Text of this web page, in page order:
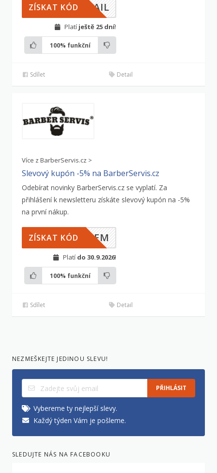
MAIL
ZÍSKAT KÓD
Platí ještě 25 dní!
100% funkční
Sdílet Detail
Více z BarberServis.cz >
Slevový kupón -5% na BarberServis.cz
Odebírat novinky BarberServis.cz se vyplatí. Za
přihlášení k newsletteru získáte slevový kupón na -5%
na první nákup.
ILEM
ZÍSKAT KÓD
Platí do 30.9.2026!
100% funkční
Sdílet Detail
NEZMEŠKEJTE JEDINOU SLEVU!
PŘIHLÁSIT
Vybereme ty nejlepší slevy.
Každý týden Vám je pošleme.
SLEDUJTE NÁS NA FACEBOOKU